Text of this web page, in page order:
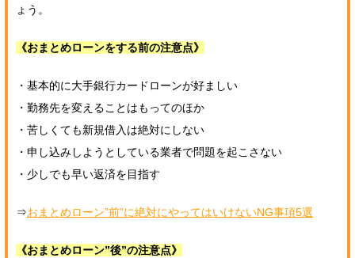
ょう。
《おまとめローンをする前の注意点》
・基本的に大手銀行カードローンが好ましい
・勤務先を変えることはもってのほか
・苦しくても新規借入は絶対にしない
・申し込みしようとしている業者で問題を起こさない
・少しでも早い返済を目指す
⇒おまとめローン”前”に絶対にやってはいけないNG事項5選
《おまとめローン”後”の注意点》